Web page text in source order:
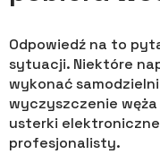
Odpowiedź na to
sytuacji. Niektóre
wykonać
wyczyszczenie
usterki
profesjonalisty.